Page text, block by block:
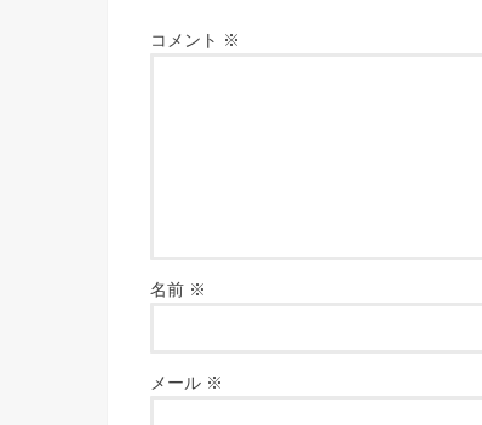
コメント ※
名前 ※
メール ※